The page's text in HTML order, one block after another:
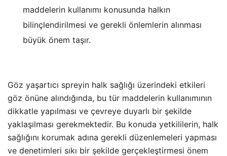
maddelerin kullanımı konusunda halkın
bilinçlendirilmesi ve gerekli önlemlerin alınması
büyük önem taşır.
Göz yaşartıcı spreyin halk sağlığı üzerindeki etkileri
göz önüne alındığında, bu tür maddelerin kullanımının
dikkatle yapılması ve çevreye duyarlı bir şekilde
yaklaşılması gerekmektedir. Bu konuda yetkililerin, halk
sağlığını korumak adına gerekli düzenlemeleri yapması
ve denetimleri sıkı bir şekilde gerçekleştirmesi önem